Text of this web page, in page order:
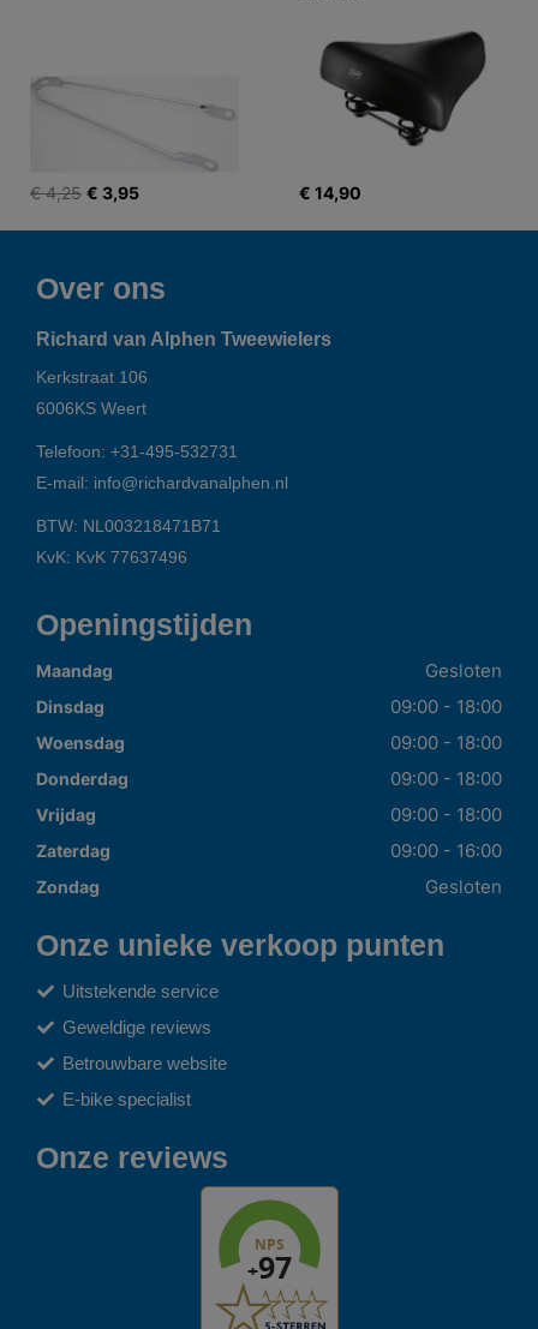
€ 4,25 € 3,95 € 14,90
Over ons
Richard van Alphen Tweewielers
Kerkstraat 106
6006KS Weert
Telefoon: +31-495-532731
E-mail: info@richardvanalphen.nl
BTW: NL003218471B71
KvK: KvK 77637496
Openingstijden
Maandag Gesloten
Dinsdag 09:00 - 18:00
Woensdag 09:00 - 18:00
Donderdag 09:00 - 18:00
Vrijdag 09:00 - 18:00
Zaterdag 09:00 - 16:00
Zondag Gesloten
Onze unieke verkoop punten
Uitstekende service
Geweldige reviews
Betrouwbare website
E-bike specialist
Onze reviews